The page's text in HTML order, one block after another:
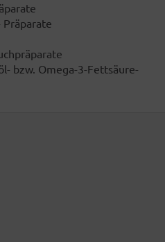
bzw. Omega-3-Fettsäure-